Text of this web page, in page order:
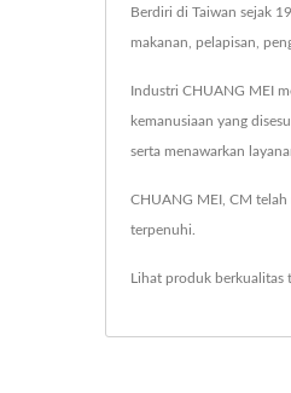
Berdiri di Taiwan sejak
makanan, pelapisan,
Industri CHUANG MEI
kemanusiaan yang
serta menawarkan
CHUANG MEI, CM telah
terpenuhi.
Lihat produk berkualitas